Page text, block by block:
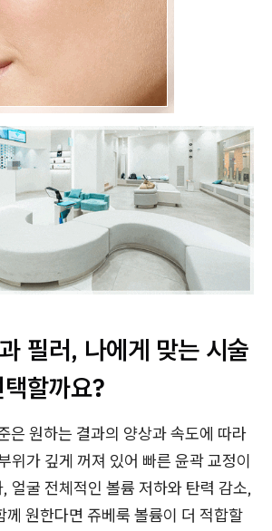
필러, 나에게 맞는 시술
할까요?
은 원하는 결과의 양상과 속도에 따라
위가 깊게 꺼져 있어 빠른 윤곽 교정이
얼굴 전체적인 볼륨 저하와 탄력 감소,
께 원한다면 쥬베룩 볼륨이 더 적합할